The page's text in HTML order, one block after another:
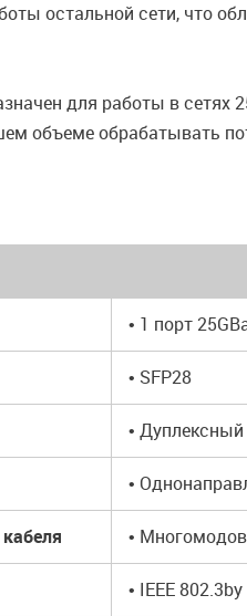
остальной сети, что
для работы в сетях
объеме обрабатывать
• 1 порт
• SFP28
• Дуплексный
•
•
• IEEE